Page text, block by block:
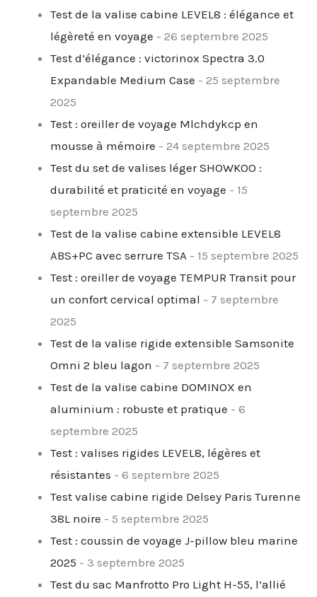
Test de la valise cabine LEVEL8 : élégance et
légèreté en voyage - 26 septembre 2025
Test d’élégance : victorinox Spectra 3.0
Expandable Medium Case - 25 septembre
2025
Test : oreiller de voyage Mlchdykcp en
mousse à mémoire - 24 septembre 2025
Test du set de valises léger SHOWKOO :
durabilité et praticité en voyage - 15
septembre 2025
Test de la valise cabine extensible LEVEL8
ABS+PC avec serrure TSA - 15 septembre 2025
Test : oreiller de voyage TEMPUR Transit pour
un confort cervical optimal - 7 septembre
2025
Test de la valise rigide extensible Samsonite
Omni 2 bleu lagon - 7 septembre 2025
Test de la valise cabine DOMINOX en
aluminium : robuste et pratique - 6
septembre 2025
Test : valises rigides LEVEL8, légères et
résistantes - 6 septembre 2025
Test valise cabine rigide Delsey Paris Turenne
38L noire - 5 septembre 2025
Test : coussin de voyage J-pillow bleu marine
2025 - 3 septembre 2025
Test du sac Manfrotto Pro Light H-55, l’allié